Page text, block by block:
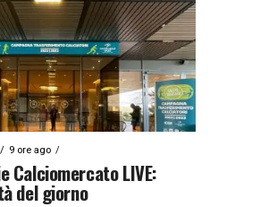
9 ore ago
Calciomercato LIVE:
del giorno